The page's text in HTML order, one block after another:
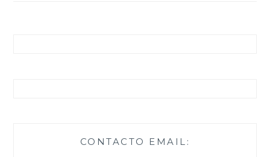
CONTACTO EMAIL: